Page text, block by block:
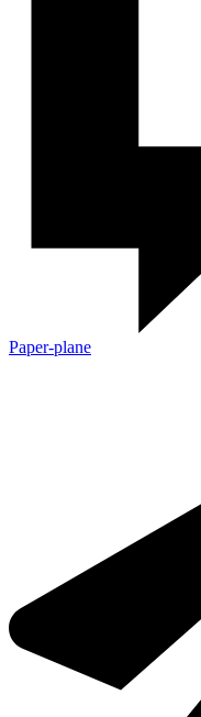
Paper-plane